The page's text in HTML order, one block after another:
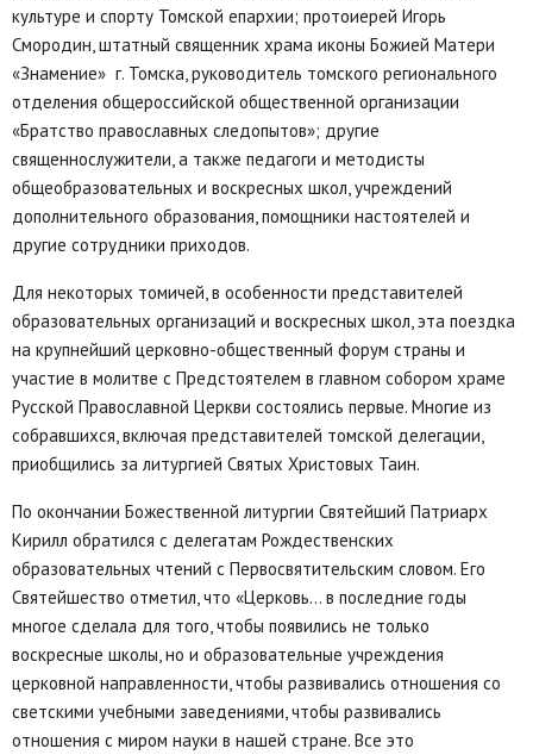
культуре и спорту Томской епархии; протоиерей Игорь
Смородин, штатный священник храма иконы Божией Матери
«Знамение» г. Томска, руководитель томского регионального
отделения общероссийской общественной организации
«Братство православных следопытов»; другие
священнослужители, а также педагоги и методисты
общеобразовательных и воскресных школ, учреждений
дополнительного образования, помощники настоятелей и
другие сотрудники приходов.
Для некоторых томичей, в особенности представителей
образовательных организаций и воскресных школ, эта поездка
на крупнейший церковно-общественный форум страны и
участие в молитве с Предстоятелем в главном собором храме
Русской Православной Церкви состоялись первые. Многие из
собравшихся, включая представителей томской делегации,
приобщились за литургией Святых Христовых Таин.
По окончании Божественной литургии Святейший Патриарх
Кирилл обратился с делегатам Рождественских
образовательных чтений с Первосвятительским словом. Его
Святейшество отметил, что «Церковь… в последние годы
многое сделала для того, чтобы появились не только
воскресные школы, но и образовательные учреждения
церковной направленности, чтобы развивались отношения со
светскими учебными заведениями, чтобы развивались
отношения с миром науки в нашей стране. Все это